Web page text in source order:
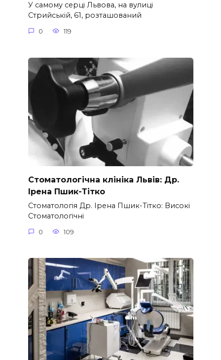
У самому серці Львова, на вулиці
Стрийській, 61, розташований
0 119
Стоматологічна клініка Львів: Др.
Ірена Пшик-Тітко
Стоматологія Др. Ірена Пшик-Тітко: Високі
Стоматологічні
0 109